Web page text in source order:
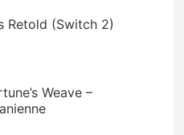
Retold (Switch 2)
Weave –